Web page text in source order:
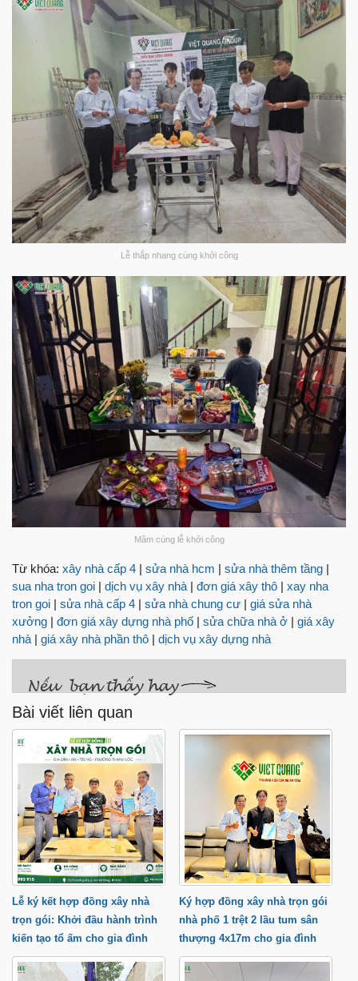
Lễ thắp nhang cúng khởi công
Mâm cúng lễ khởi công
Từ khóa: xây nhà cấp 4 | sửa nhà hcm | sửa nhà thêm tầng |
sua nha tron goi | dịch vụ xây nhà | đơn giá xây thô | xay nha
tron goi | sửa nhà cấp 4 | sửa nhà chung cư | giá sửa nhà
xưởng | đơn giá xây dựng nhà phố | sửa chữa nhà ở | giá xây
nhà | giá xây nhà phần thô | dịch vụ xây dựng nhà
Bài viết liên quan
Lễ ký kết hợp đồng xây nhà
trọn gói: Khởi đầu hành trình
kiến tạo tổ ấm cho gia đình
anh Trung tại phường Thạnh
Lộc
Ký hợp đồng xây nhà trọn gói
nhà phố 1 trệt 2 lầu tum sân
thượng 4x17m cho gia đình
anh Cầu tại Quận 9 TP.HCM